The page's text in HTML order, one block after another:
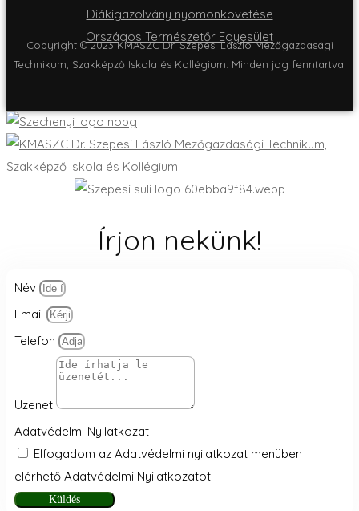
Diákigazolvány nyomonkövetése
Országos Természetőr Egyesület
Copyright © 2023 KMASZC Dr. Szepesi László Mezőgazdasági
Technikum, Szakképző Iskola és Kollégium. Minden jog fenntartva!
Írjon nekünk!
Név
Email
Telefon
Üzenet
Adatvédelmi Nyilatkozat
Elfogadom az Adatvédelmi nyilatkozat menüben
elérhető Adatvédelmi Nyilatkozatot!
Küldés